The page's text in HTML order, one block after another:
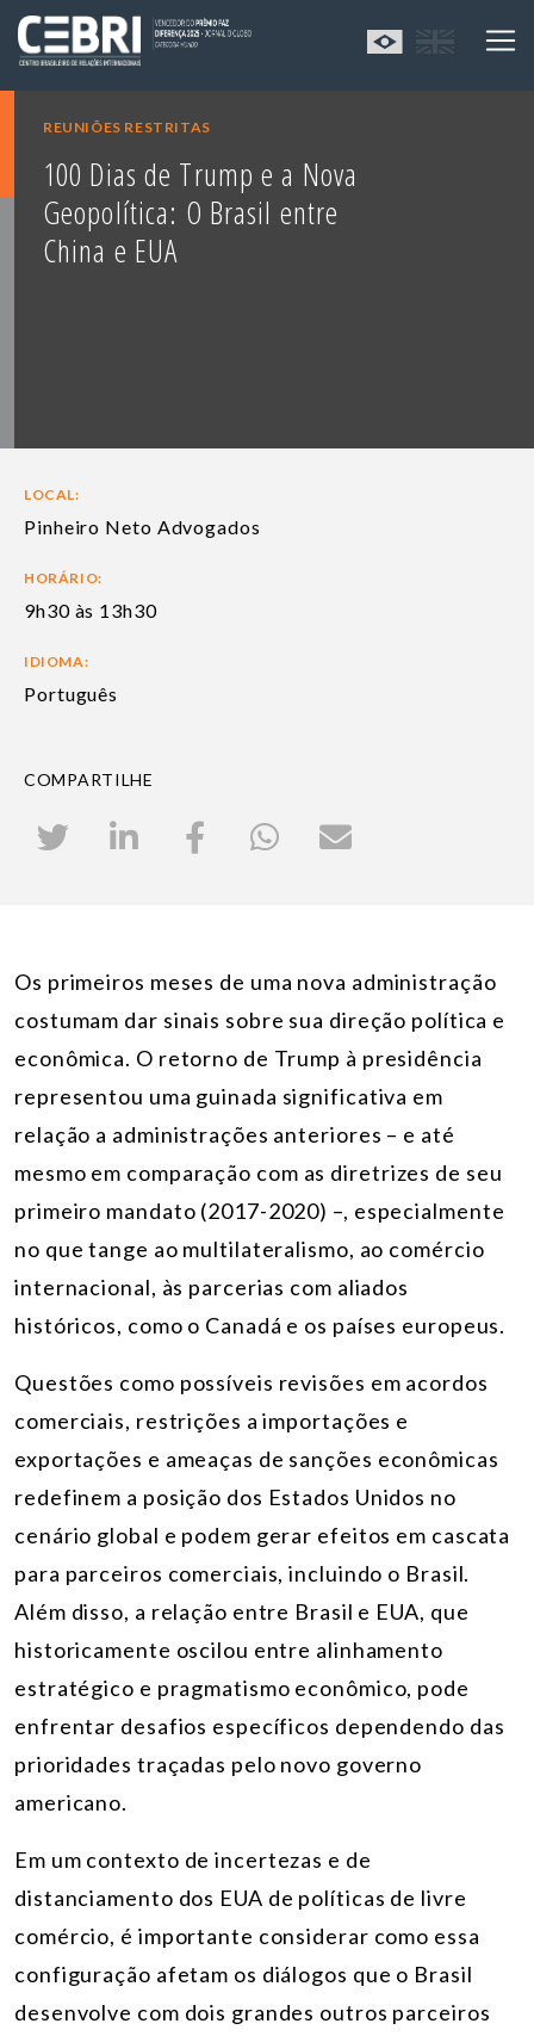
REUNIÕES RESTRITAS
100 Dias de Trump e a Nova
Geopolítica: O Brasil entre
China e EUA
LOCAL:
Pinheiro Neto Advogados
HORÁRIO:
9h30 às 13h30
IDIOMA:
Português
COMPARTILHE
Os primeiros meses de uma nova administração
costumam dar sinais sobre sua direção política e
econômica. O retorno de Trump à presidência
representou uma guinada significativa em
relação a administrações anteriores – e até
mesmo em comparação com as diretrizes de seu
primeiro mandato (2017-2020) –, especialmente
no que tange ao multilateralismo, ao comércio
internacional, às parcerias com aliados
históricos, como o Canadá e os países europeus.
Questões como possíveis revisões em acordos
comerciais, restrições a importações e
exportações e ameaças de sanções econômicas
redefinem a posição dos Estados Unidos no
cenário global e podem gerar efeitos em cascata
para parceiros comerciais, incluindo o Brasil.
Além disso, a relação entre Brasil e EUA, que
historicamente oscilou entre alinhamento
estratégico e pragmatismo econômico, pode
enfrentar desafios específicos dependendo das
prioridades traçadas pelo novo governo
americano.
Em um contexto de incertezas e de
distanciamento dos EUA de políticas de livre
comércio, é importante considerar como essa
configuração afetam os diálogos que o Brasil
desenvolve com dois grandes outros parceiros